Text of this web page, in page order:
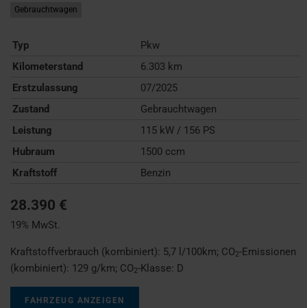
Gebrauchtwagen
Typ
Pkw
Kilometerstand
6.303 km
Erstzulassung
07/2025
Zustand
Gebrauchtwagen
Leistung
115 kW / 156 PS
Hubraum
1500 ccm
Kraftstoff
Benzin
28.390 €
19% MwSt.
Kraftstoffverbrauch (kombiniert): 5,7 l/100km; CO2-Emissionen
(kombiniert): 129 g/km; CO2-Klasse: D
FAHRZEUG ANZEIGEN